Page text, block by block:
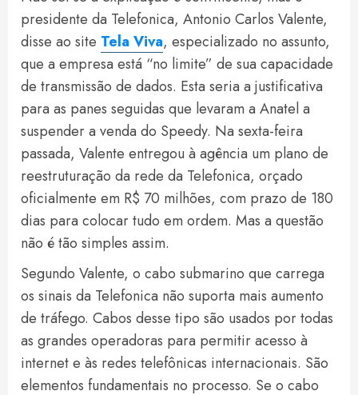
presidente da Telefonica, Antonio Carlos Valente,
disse ao site Tela Viva, especializado no assunto,
que a empresa está “no limite” de sua capacidade
de transmissão de dados. Esta seria a justificativa
para as panes seguidas que levaram a Anatel a
suspender a venda do Speedy. Na sexta-feira
passada, Valente entregou à agência um plano de
reestruturação da rede da Telefonica, orçado
oficialmente em R$ 70 milhões, com prazo de 180
dias para colocar tudo em ordem. Mas a questão
não é tão simples assim.
Segundo Valente, o cabo submarino que carrega
os sinais da Telefonica não suporta mais aumento
de tráfego. Cabos desse tipo são usados por todas
as grandes operadoras para permitir acesso à
internet e às redes telefônicas internacionais. São
elementos fundamentais no processo. Se o cabo